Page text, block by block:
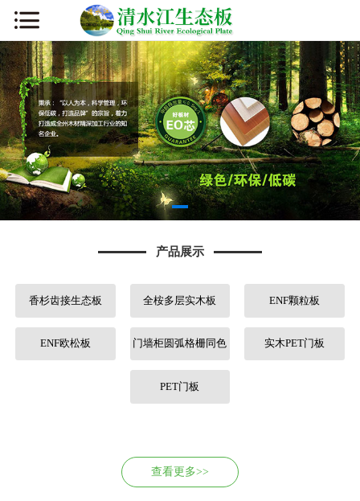
产品展示
香杉齿接生态板 全桉多层实木板 ENF颗粒板
ENF欧松板 门墙柜圆弧格栅同色 实木PET门板
PET门板
查看更多>>
网站首页
公司简介
新闻资讯
产品展示
厂容厂貌
营销网络
人才招聘